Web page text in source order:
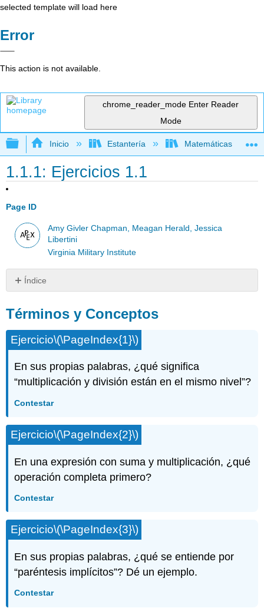
selected template will load here
Error
This action is not available.
chrome_reader_mode Enter Reader
Mode
Expandir/contraer jerarquía global
Inicio Estantería Matemáticas
1.1.1: Ejercicios 1.1
Page ID
Amy Givler Chapman, Meagan Herald, Jessica
Libertini
Virginia Military Institute
Índice
Conceptos
Términos y Conceptos
Ejercicio\(\PageIndex{1}\)
En sus propias palabras, ¿qué significa
“multiplicación y división están en el mismo nivel”?
Contestar
Ejercicio\(\PageIndex{2}\)
En una expresión con suma y multiplicación, ¿qué
operación completa primero?
Contestar
Ejercicio\(\PageIndex{3}\)
En sus propias palabras, ¿qué se entiende por
“paréntesis implícitos”? Dé un ejemplo.
Contestar